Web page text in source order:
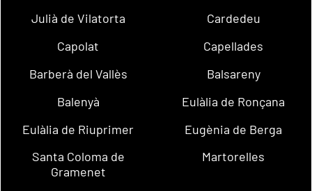
Julià de Vilatorta
Cardedeu
Capolat
Capellades
Barberà del Vallès
Balsareny
Balenyà
Eulàlia de Ronçana
Eulàlia de Riuprimer
Eugènia de Berga
Santa Coloma de
Gramenet
Martorelles